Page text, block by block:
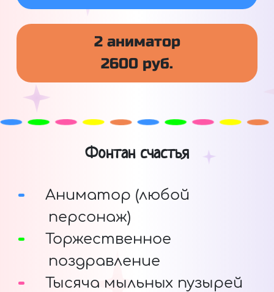
2 аниматор
2600 руб.
Фонтан счастья
Аниматор (любой
персонаж)
Торжественное
поздравление
Тысяча мыльных пузырей